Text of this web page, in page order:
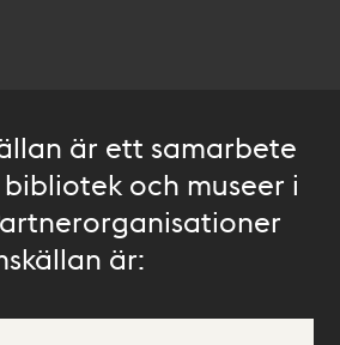
är ett samarbete
och museer i
är: